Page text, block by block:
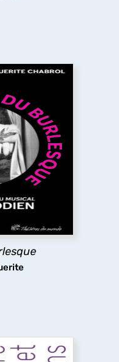
du film musical
l’héritage
aux origines
a en partie effacé
romantique.